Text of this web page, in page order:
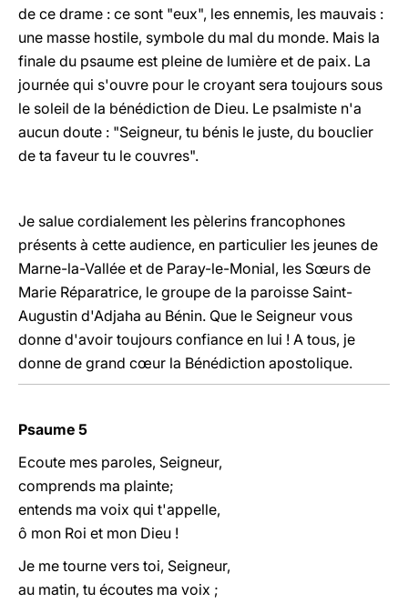
de ce drame : ce sont "eux", les ennemis, les mauvais :
une masse hostile, symbole du mal du monde. Mais la
finale du psaume est pleine de lumière et de paix. La
journée qui s'ouvre pour le croyant sera toujours sous
le soleil de la bénédiction de Dieu. Le psalmiste n'a
aucun doute : "Seigneur, tu bénis le juste, du bouclier
de ta faveur tu le couvres".
Je salue cordialement les pèlerins francophones
présents à cette audience, en particulier les jeunes de
Marne-la-Vallée et de Paray-le-Monial, les Sœurs de
Marie Réparatrice, le groupe de la paroisse Saint-
Augustin d'Adjaha au Bénin. Que le Seigneur vous
donne d'avoir toujours confiance en lui ! A tous, je
donne de grand cœur la Bénédiction apostolique.
Psaume 5
Ecoute mes paroles, Seigneur,
comprends ma plainte;
entends ma voix qui t'appelle,
ô mon Roi et mon Dieu !
Je me tourne vers toi, Seigneur,
au matin, tu écoutes ma voix ;